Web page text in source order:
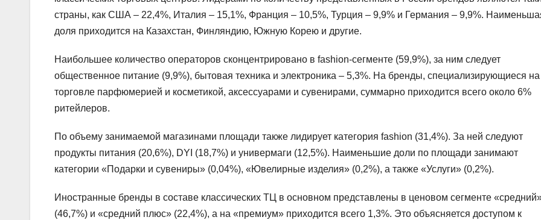
страны, как США – 22,4%, Италия – 15,1%, Франция – 10,5%, Турция – 9,9% и Германия – 9,9%.
доля приходится на Казахстан, Финляндию, Южную Корею и другие.
Наибольшее количество операторов сконцентрировано в fashion-сегменте (59,9%), за ним следует
общественное питание (9,9%), бытовая техника и электроника – 5,3%. На бренды, специализирующиеся на
торговле парфюмерией и косметикой, аксессуарами и сувенирами, суммарно приходится всего около 6%
ритейлеров.
По объему занимаемой магазинами площади также лидирует категория fashion (31,4%). За ней следуют
продукты питания (20,6%), DYI (18,7%) и универмаги (12,5%). Наименьшие доли по площади занимают
категории «Подарки и сувениры» (0,04%), «Ювелирные изделия» (0,2%), а также «Услуги» (0,2%).
Иностранные бренды в составе классических ТЦ в основном представлены в ценовом сегменте
(46,7%) и «средний плюс» (22,4%), а на «премиум» приходится всего 1,3%. Это объясняется доступом к